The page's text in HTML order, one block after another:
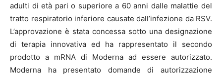
adulti di età pari o superiore a 60 anni dalle malattie del
tratto respiratorio inferiore causate dall’infezione da RSV.
L’approvazione è stata concessa sotto una designazione
di terapia innovativa ed ha rappresentato il secondo
prodotto a mRNA di Moderna ad essere autorizzato.
Moderna ha presentato domande di autorizzazione